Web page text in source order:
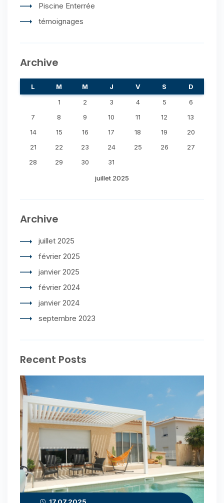
Piscine Enterrée
témoignages
Archive
juillet 2025
L M M J V S
D
1
2 3 4 5
6
7
8 9 10 11 12
13
14
15 16 17 18 19
20
21
22 23 24 25 26
27
28
29 30 31
Archive
juillet 2025
février 2025
janvier 2025
février 2024
janvier 2024
septembre 2023
Recent Posts